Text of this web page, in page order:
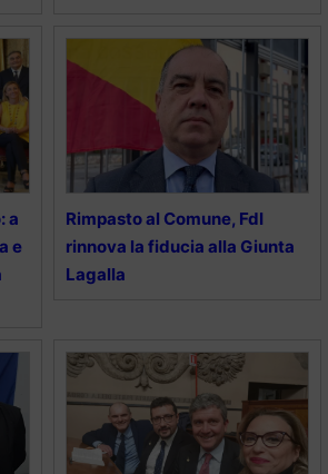
a
e
Rimpasto al Comune, FdI
rinnova la fiducia alla Giunta
Lagalla